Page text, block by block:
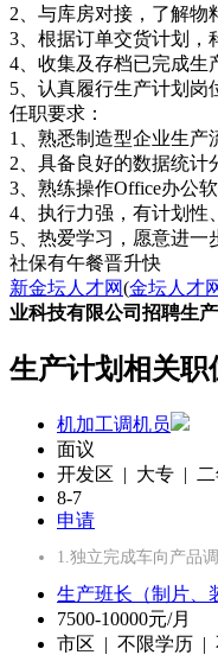
2、与库房对接，了解物
3、根据订单交货计划，
4、收集及存档已完成生
5、认真履行生产计划岗
任职要求：
1、熟悉制造型企业生产
2、具备良好的数据统计
3、熟练操作Office办公
4、执行力强，有计划性
5、热爱学习，愿意进一
社保有午餐晋升快
新金坛人才网(金坛人才
业科技有限公司招聘生
生产计划相关职
机加工调机员
面议
开发区 | 大专 | 二
8-7
申请
1.独立完成车向产品
生产班长（制片、
7500-10000元/月
市区 | 不限学历 |